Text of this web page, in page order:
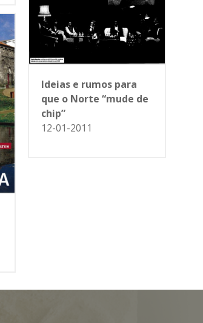
Ideias e rumos para
que o Norte “mude de
chip”
12-01-2011